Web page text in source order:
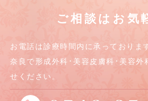
ご相談はお気
お電話は診療時間内に承っておりま
奈良で形成外科･美容皮膚科･美容外
せください。